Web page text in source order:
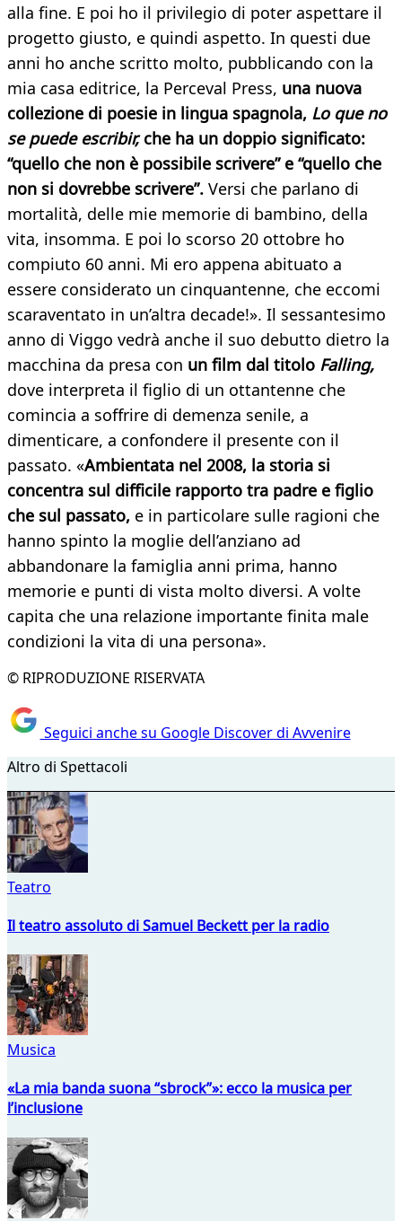
alla fine. E poi ho il privilegio di poter aspettare il
progetto giusto, e quindi aspetto. In questi due
anni ho anche scritto molto, pubblicando con la
mia casa editrice, la Perceval Press, una nuova
collezione di poesie in lingua spagnola, Lo que no
se puede escribir,che ha un doppio significato:
“quello che non è possibile scrivere” e “quello che
non si dovrebbe scrivere”. Versi che parlano di
mortalità, delle mie memorie di bambino, della
vita, insomma. E poi lo scorso 20 ottobre ho
compiuto 60 anni. Mi ero appena abituato a
essere considerato un cinquantenne, che eccomi
scaraventato in un’altra decade!». Il sessantesimo
anno di Viggo vedrà anche il suo debutto dietro la
macchina da presa con un film dal titolo Falling,
dove interpreta il figlio di un ottantenne che
comincia a soffrire di demenza senile, a
dimenticare, a confondere il presente con il
passato. «Ambientata nel 2008, la storia si
concentra sul difficile rapporto tra padre e figlio
che sul passato, e in particolare sulle ragioni che
hanno spinto la moglie dell’anziano ad
abbandonare la famiglia anni prima, hanno
memorie e punti di vista molto diversi. A volte
capita che una relazione importante finita male
condizioni la vita di una persona».
© RIPRODUZIONE RISERVATA
Seguici anche su Google Discover di Avvenire
Altro di Spettacoli
Teatro
Il teatro assoluto di Samuel Beckett per la radio
Musica
«La mia banda suona “sbrock”»: ecco la musica per
l’inclusione